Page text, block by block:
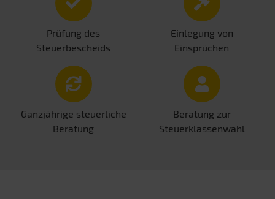
Prüfung des
Steuerbescheids
Einlegung von
Einsprüchen
Ganzjährige steuerliche
Beratung
Beratung zur
Steuerklassenwahl